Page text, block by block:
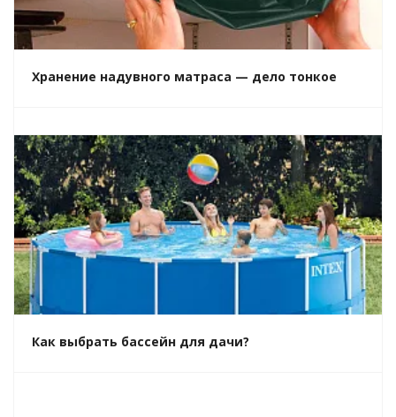
Хранение надувного матраса — дело тонкое
Как выбрать бассейн для дачи?